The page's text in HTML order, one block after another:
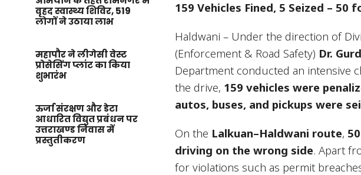
वृहद स्वास्थ्य शिविर, 519
लोगों ने उठाया लाभ
महापौर ने लीगेसी वेस्ट
प्रोसेसिंग प्लांट का किया
शुभारंभ
ऊर्जा संरक्षण और डेटा
आधारित विद्युत प्रबंधन पर
उत्तराखण्ड निवास में
प्रस्तुतीकरण
159 Vehicles Fined, 5 Seized – 50
Haldwani – Under the direction of
(Enforcement & Road Safety) Dr.
Department conducted an intensive
the drive, 159 vehicles were
autos, buses, and pickups were
On the Lalkuan–Haldwani route,
driving on the wrong side. Apart
for violations such as permit